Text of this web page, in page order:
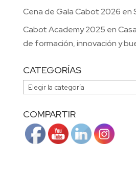
Cena de Gala Cabot 2026 en
Cabot Academy 2025 en
de formación, innovación y
CATEGORÍAS
CATEGORÍAS
COMPARTIR